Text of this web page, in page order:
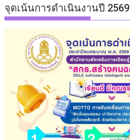
จุดเน้นการดำเนินงานปี 2569